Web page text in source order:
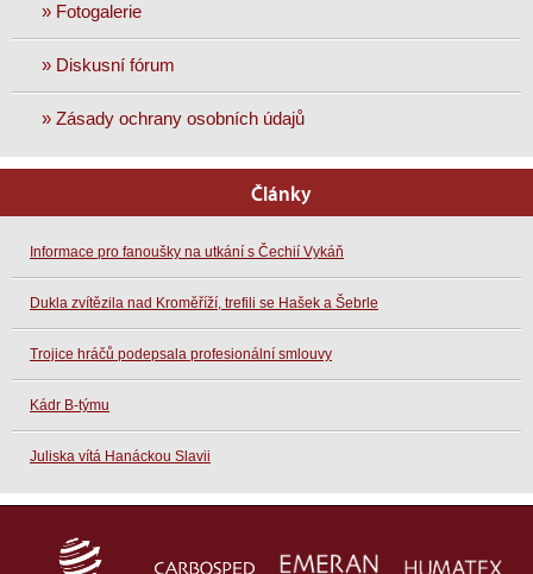
» Fotogalerie
» Diskusní fórum
» Zásady ochrany osobních údajů
Články
Informace pro fanoušky na utkání s Čechií Vykáň
Dukla zvítězila nad Kroměříží, trefili se Hašek a Šebrle
Trojice hráčů podepsala profesionální smlouvy
Kádr B-týmu
Juliska vítá Hanáckou Slavii